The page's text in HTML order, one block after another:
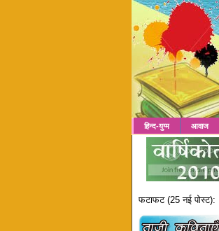
हिन्द-युग्म आवाज
फटाफट (25 नई पोस्ट):